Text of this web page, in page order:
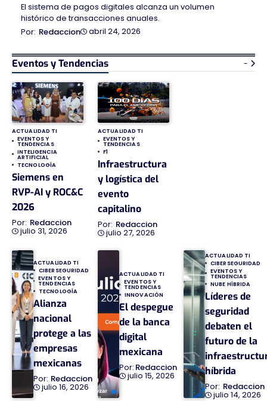
El sistema de pagos digitales alcanza un volumen
histórico de transacciones anuales.
Redaccion
abril 24, 2026
Eventos y Tendencias -
ACTUALIDAD TI
EVENTOS Y
TENDENCIAS
INTELIGENCIA
ARTIFICIAL
TECNOLOGÍA
Siemens en
RVP-AI y ROC&C
2026
Redaccion
julio 31, 2026
ACTUALIDAD TI
EVENTOS Y
TENDENCIAS
F1
Infraestructura
y logística del
evento
capitalino
Redaccion
julio 27, 2026
ACTUALIDAD TI
CIBERSEGURIDAD
EVENTOS Y
TENDENCIAS
TECNOLOGÍA
Alianza
nacional
protege a las
empresas
mexicanas
Redaccion
julio 16, 2026
ACTUALIDAD TI
EVENTOS Y
TENDENCIAS
INNOVACIÓN
El despegue
de la banca
digital
mexicana
Redaccion
julio 15, 2026
ACTUALIDAD TI
CIBERSEGURIDAD
EVENTOS Y
TENDENCIAS
NUBE HÍBRIDA
Líderes de
seguridad
debaten el
futuro de la
híbrida
Redaccion
julio 14, 2026